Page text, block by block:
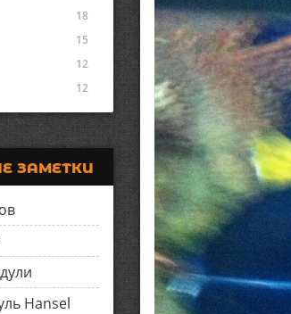
18
15
12
12
ЗАМЕТКИ
Hansel